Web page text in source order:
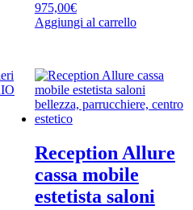
975,00€
Aggiungi al carrello
Reception Allure
cassa mobile
estetista saloni